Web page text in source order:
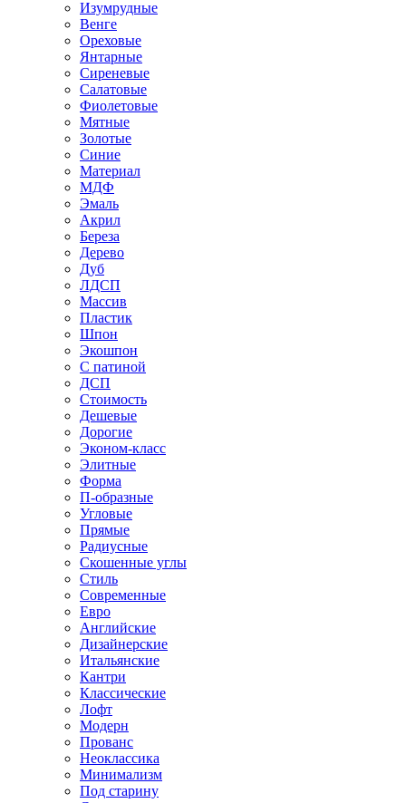
Изумрудные
Венге
Ореховые
Янтарные
Сиреневые
Салатовые
Фиолетовые
Мятные
Золотые
Синие
Материал
МДФ
Эмаль
Акрил
Береза
Дерево
Дуб
ЛДСП
Массив
Пластик
Шпон
Экошпон
С патиной
ДСП
Стоимость
Дешевые
Дорогие
Эконом-класс
Элитные
Форма
П-образные
Угловые
Прямые
Радиусные
Скошенные углы
Стиль
Современные
Евро
Английские
Дизайнерские
Итальянские
Кантри
Классические
Лофт
Модерн
Прованс
Неоклассика
Минимализм
Под старину